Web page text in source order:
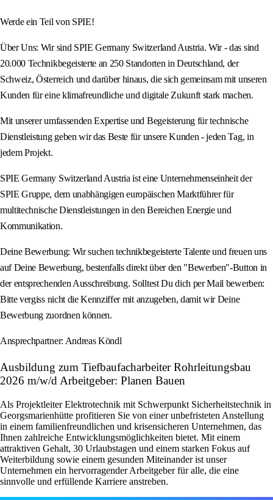
Werde ein Teil von SPIE!
Über Uns: Wir sind SPIE Germany Switzerland Austria. Wir - das sind
20.000 Technikbegeisterte an 250 Standorten in Deutschland, der
Schweiz, Österreich und darüber hinaus, die sich gemeinsam mit unseren
Kunden für eine klimafreundliche und digitale Zukunft stark machen.
Mit unserer umfassenden Expertise und Begeisterung für technische
Dienstleistung geben wir das Beste für unsere Kunden - jeden Tag, in
jedem Projekt.
SPIE Germany Switzerland Austria ist eine Unternehmenseinheit der
SPIE Gruppe, dem unabhängigen europäischen Marktführer für
multitechnische Dienstleistungen in den Bereichen Energie und
Kommunikation.
Deine Bewerbung: Wir suchen technikbegeisterte Talente und freuen uns
auf Deine Bewerbung, bestenfalls direkt über den "Bewerben"-Button in
der entsprechenden Ausschreibung. Solltest Du dich per Mail bewerben:
Bitte vergiss nicht die Kennziffer mit anzugeben, damit wir Deine
Bewerbung zuordnen können.
Ansprechpartner: Andreas Köndl
Ausbildung zum Tiefbaufacharbeiter Rohrleitungsbau
2026 m/w/d Arbeitgeber: Planen Bauen
Als Projektleiter Elektrotechnik mit Schwerpunkt Sicherheitstechnik in
Georgsmarienhütte profitieren Sie von einer unbefristeten Anstellung
in einem familienfreundlichen und krisensicheren Unternehmen, das
Ihnen zahlreiche Entwicklungsmöglichkeiten bietet. Mit einem
attraktiven Gehalt, 30 Urlaubstagen und einem starken Fokus auf
Weiterbildung sowie einem gesunden Miteinander ist unser
Unternehmen ein hervorragender Arbeitgeber für alle, die eine
sinnvolle und erfüllende Karriere anstreben.